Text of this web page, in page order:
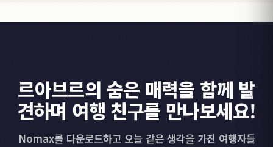
르아브르의 숨은 매력을 함께 발
견하며 여행 친구를 만나보세요!
Nomax를 다운로드하고 오늘 같은 생각을 가진 여행자들